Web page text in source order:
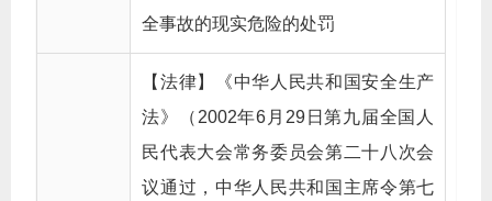
全事故的现实危险的处罚
【法律】《中华人民共和国安全生产
法》（2002年6月29日第九届全国人
民代表大会常务委员会第二十八次会
议通过，中华人民共和国主席令第七